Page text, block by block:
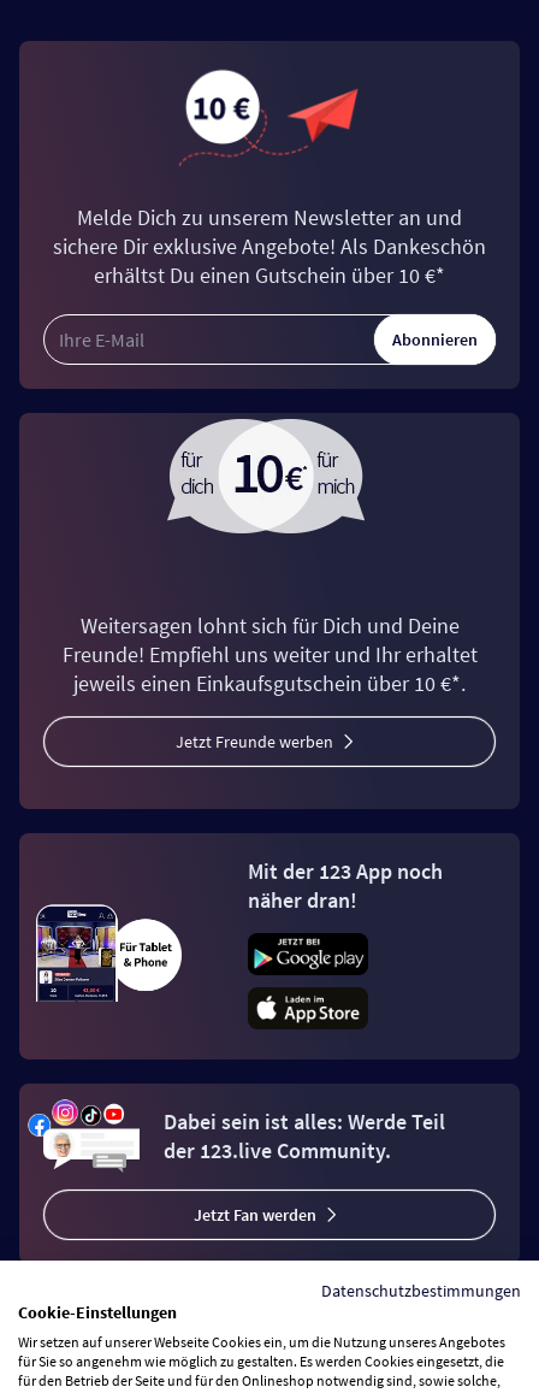
Melde Dich zu unserem Newsletter an und
sichere Dir exklusive Angebote! Als Dankeschön
erhältst Du einen Gutschein über 10 €*
Abonnieren
Weitersagen lohnt sich für Dich und Deine
Freunde! Empfiehl uns weiter und Ihr erhaltet
jeweils einen Einkaufsgutschein über 10 €*.
Jetzt Freunde werben
Mit der 123 App noch
näher dran!
Dabei sein ist alles: Werde Teil
der 123.live Community.
Jetzt Fan werden
Vertrag widerrufen
Datenschutzbestimmungen
Cookie-Einstellungen
Wir setzen auf unserer Webseite Cookies ein, um die Nutzung unseres Angebotes
für Sie so angenehm wie möglich zu gestalten. Es werden Cookies eingesetzt, die
für den Betrieb der Seite und für den Onlineshop notwendig sind, sowie solche,